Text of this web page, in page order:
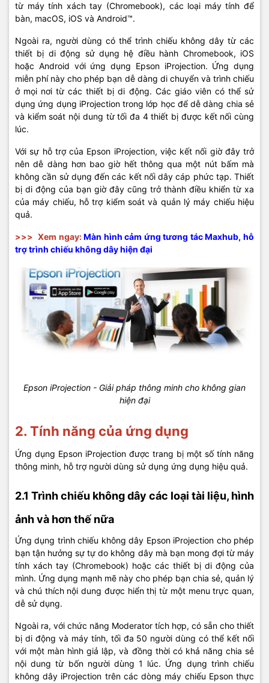
từ máy tính xách tay (Chromebook), các loại máy tính để
bàn, macOS, iOS và Android™.
Ngoài ra, người dùng có thể trình chiếu không dây từ các
thiết bị di động sử dụng hệ điều hành Chromebook, iOS
hoặc Android với ứng dụng Epson iProjection. Ứng dụng
miễn phí này cho phép bạn dễ dàng di chuyển và trình chiếu
ở mọi nơi từ các thiết bị di động. Các giáo viên có thể sử
dụng ứng dụng iProjection trong lớp học để dễ dàng chia sẻ
và kiểm soát nội dung từ tối đa 4 thiết bị được kết nối cùng
lúc.
Với sự hỗ trợ của Epson iProjection, việc kết nối giờ đây trở
nên dễ dàng hơn bao giờ hết thông qua một nút bấm mà
không cần sử dụng đến các kết nối dây cáp phức tạp. Thiết
bị di động của bạn giờ đây cũng trở thành điều khiển từ xa
của máy chiếu, hỗ trợ kiểm soát và quản lý máy chiếu hiệu
quả.
>>> Xem ngay: Màn hình cảm ứng tương tác Maxhub, hỗ
trợ trình chiếu không dây hiện đại
Epson iProjection - Giải pháp thông minh cho không gian
hiện đại
2. Tính năng của ứng dụng
Ứng dụng Epson iProjection được trang bị một số tính năng
thông minh, hỗ trợ người dùng sử dụng ứng dụng hiệu quả.
2.1 Trình chiếu không dây các loại tài liệu, hình
ảnh và hơn thế nữa
Ứng dụng trình chiếu không dây Epson iProjection cho phép
bạn tận hưởng sự tự do không dây mà bạn mong đợi từ máy
tính xách tay (Chromebook) hoặc các thiết bị di động của
mình. Ứng dụng mạnh mẽ này cho phép bạn chia sẻ, quản lý
và chú thích nội dung được hiển thị từ một menu trực quan,
dễ sử dụng.
Ngoài ra, với chức năng Moderator tích hợp, có sẵn cho thiết
bị di động và máy tính, tối đa 50 người dùng có thể kết nối
với một màn hình giả lập, và đồng thời có khả năng chia sẻ
nội dung từ bốn người dùng 1 lúc. Ứng dụng trình chiếu
không dây iProjection trên các dòng máy chiếu Epson thực